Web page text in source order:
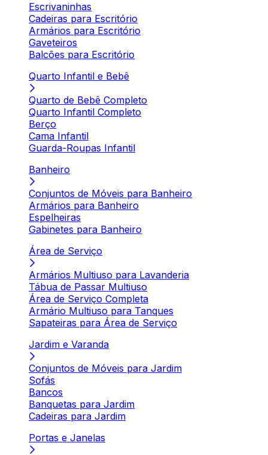
Escrivaninhas
Cadeiras para Escritório
Armários para Escritório
Gaveteiros
Balcões para Escritório
Quarto Infantil e Bebê
Quarto de Bebê Completo
Quarto Infantil Completo
Berço
Cama Infantil
Guarda-Roupas Infantil
Banheiro
Conjuntos de Móveis para Banheiro
Armários para Banheiro
Espelheiras
Gabinetes para Banheiro
Área de Serviço
Armários Multiuso para Lavanderia
Tábua de Passar Multiuso
Área de Serviço Completa
Armário Multiuso para Tanques
Sapateiras para Área de Serviço
Jardim e Varanda
Conjuntos de Móveis para Jardim
Sofás
Bancos
Banquetas para Jardim
Cadeiras para Jardim
Portas e Janelas